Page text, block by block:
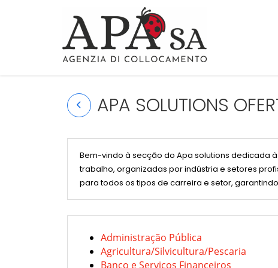
APA SOLUTIONS
Bem-vindo à secção do Apa solutions dedicada
trabalho, organizadas por indústria e setores
para todos os tipos de carreira e setor,
Administração Pública
Agricultura/Silvicultura/Pescaria
Banco e Serviços Financeiros